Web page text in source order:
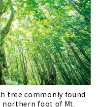
tree commonly found
northern foot of Mt.